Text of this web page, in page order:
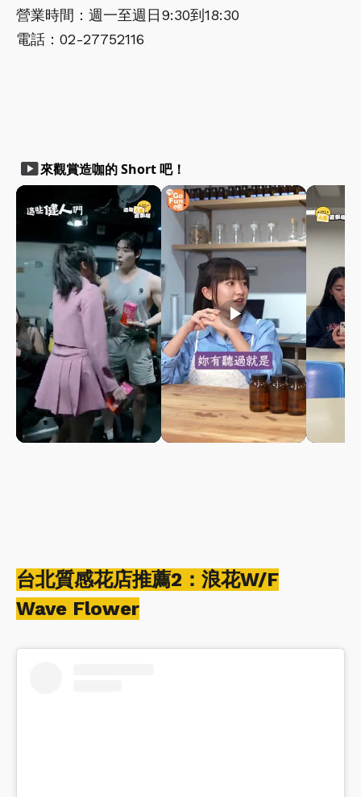
營業時間：週一至週日9:30到18:30
電話：02-27752116
smart_display來觀賞造咖的 Short 吧！
play_arrow play_arrow
台北質感花店推薦2：浪花W/F
Wave Flower